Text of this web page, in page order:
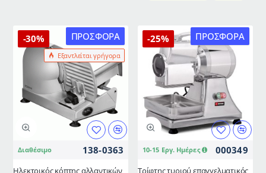
ΠΡΟΣΦΟΡΆ
Εξαντλείται γρήγορα
-30%
Διαθέσιμο 138-0363
Ηλεκτρικός κόπτης αλλαντικών
ΠΡΟΣΦΟΡΆ
-25%
10-15 Εργ. Ημέρες 000349
Τρίφτης τυριού επαγγελματικός